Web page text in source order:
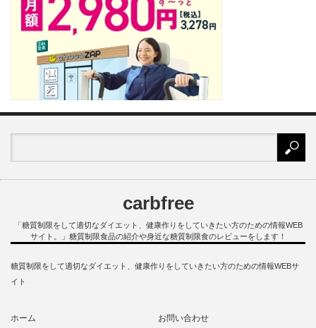
carbfree
「糖質制限をして適切なダイエット、健康作りをしていきたい方のための情報WEB
サイト。」糖質制限食品の紹介や身近な糖質制限食のレビューをします！
糖質制限をして適切なダイエット、健康作りをしていきたい方のための情報WEBサ
イト
ホーム お問い合わせ